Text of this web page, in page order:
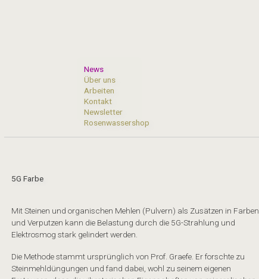
News
Über uns
Arbeiten
Kontakt
Newsletter
Rosenwassershop
5G Farbe
Mit Steinen und organischen Mehlen (Pulvern) als Zusätzen in Farben
und Verputzen kann die Belastung durch die 5G-Strahlung und
Elektrosmog stark gelindert werden.
Die Methode stammt ursprünglich von Prof. Graefe. Er forschte zu
Steinmehldüngungen und fand dabei, wohl zu seinem eigenen